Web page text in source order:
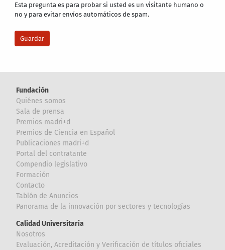
Esta pregunta es para probar si usted es un visitante humano o
no y para evitar envíos automáticos de spam.
Fundación
Quiénes somos
Sala de prensa
Premios madri+d
Premios de Ciencia en Español
Publicaciones madri+d
Portal del contratante
Compendio legislativo
Formación
Contacto
Tablón de Anuncios
Panorama de la innovación por sectores y tecnologías
Calidad Universitaria
Nosotros
Evaluación, Acreditación y Verificación de títulos oficiales